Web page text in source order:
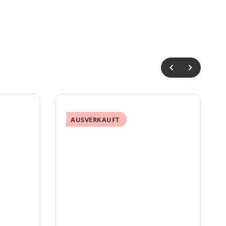
AUSVERKAUFT